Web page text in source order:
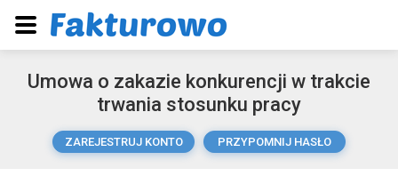
Umowa o zakazie konkurencji w trakcie
trwania stosunku pracy
ZAREJESTRUJ KONTO PRZYPOMNIJ HASŁO